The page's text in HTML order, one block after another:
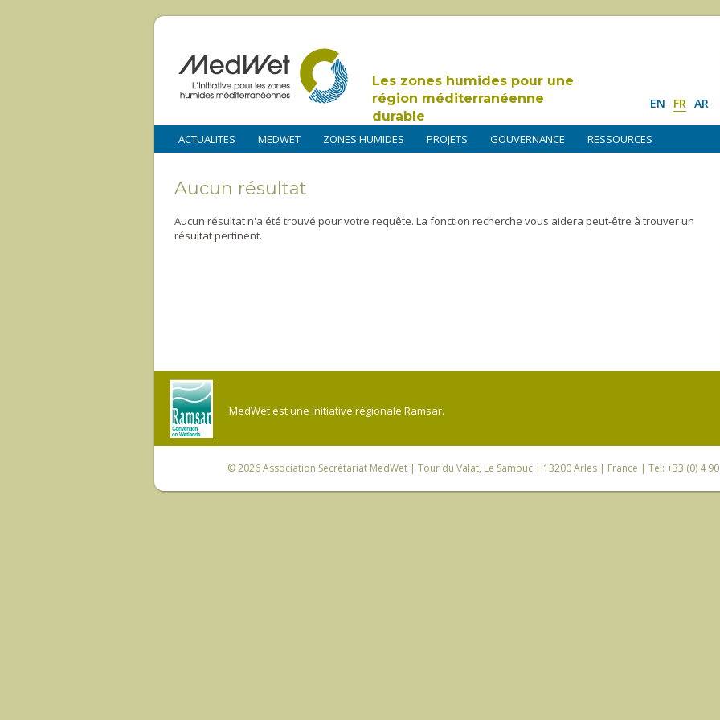
Les zones humides pour une
région méditerranéenne
durable
EN FR AR
ACTUALITES MEDWET ZONES HUMIDES PROJETS GOUVERNANCE RESSOURCES
Aucun résultat
Aucun résultat n'a été trouvé pour votre requête. La fonction recherche vous aidera peut-être à trouver un
résultat pertinent.
MedWet est une initiative régionale Ramsar.
© 2026Association Secrétariat MedWet | Tour du Valat, Le Sambuc | 13200 Arles | France | Tel: +33 (0) 4